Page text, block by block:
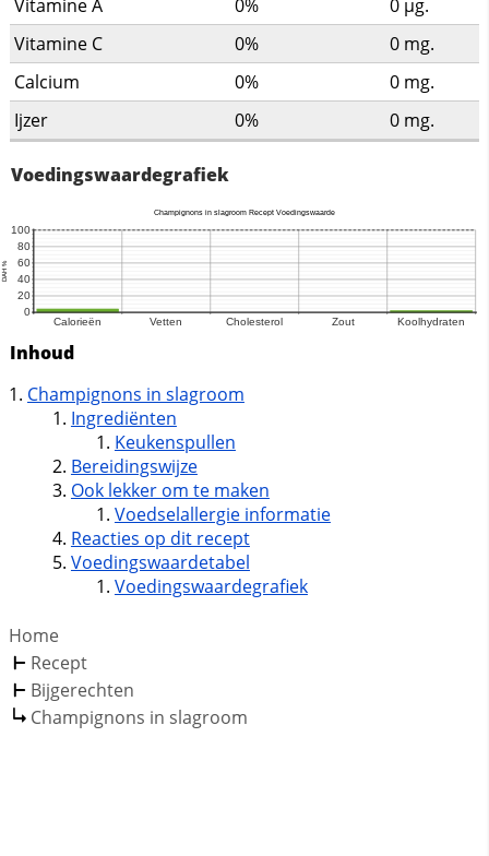
Vitamine A 0% 0 µg.
Vitamine C
0% 0 mg.
Calcium
0% 0 mg.
Ijzer
0% 0 mg.
Voedingswaardegrafiek
Inhoud
Champignons in slagroom
Ingrediënten
Keukenspullen
Bereidingswijze
Ook lekker om te maken
Voedselallergie informatie
Reacties op dit recept
Voedingswaardetabel
Voedingswaardegrafiek
Home
Recept
Bijgerechten
Champignons in slagroom